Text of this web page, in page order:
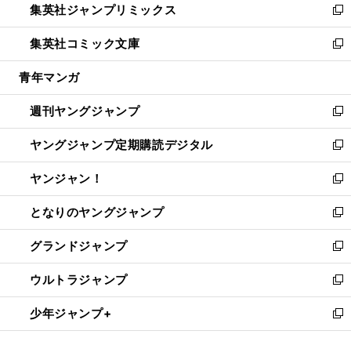
く
で
開
く
ド
ウ
で
開
ィ
ン
ド
ウ
開
く
い
ウ
ィ
ン
ウ
で
開
く
集英社ジャンプリミックス
新
し
い
ウ
ン
ド
ウ
で
開
く
集英社コミック文庫
新
し
ウ
ィ
ン
ド
ウ
で
開
く
青年マンガ
週刊ヤングジャンプ
新
し
い
ウ
ィ
ン
ド
ウ
で
開
く
ヤングジャンプ定期購読デジタル
新
し
い
ウ
ィ
ン
ド
ウ
で
開
く
ヤンジャン！
新
し
い
ウ
ィ
ン
ド
ウ
で
開
となりのヤングジャンプ
新
し
い
ウ
ィ
ン
ド
ウ
グランドジャンプ
新
し
い
ウ
ィ
ン
ウルトラジャンプ
新
し
い
ウ
少年ジャンプ+
新
し